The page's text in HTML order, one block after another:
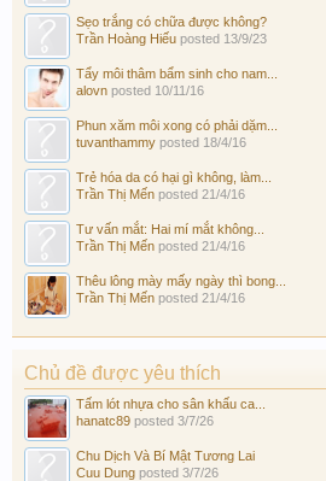
Sẹo trắng có chữa được không?
Trần Hoàng Hiếu posted 13/9/23
Tẩy môi thâm bẩm sinh cho nam...
alovn posted 10/11/16
Phun xăm môi xong có phải dặm...
tuvanthammy posted 18/4/16
Trẻ hóa da có hại gì không, làm...
Trần Thị Mến posted 21/4/16
Tư vấn mắt: Hai mí mắt không...
Trần Thị Mến posted 21/4/16
Thêu lông mày mấy ngày thì bong...
Trần Thị Mến posted 21/4/16
Chủ đề được yêu thích
Tấm lót nhựa cho sân khấu ca...
hanatc89 posted 3/7/26
Chu Dịch Và Bí Mật Tương Lai
Cuu Dung posted 3/7/26